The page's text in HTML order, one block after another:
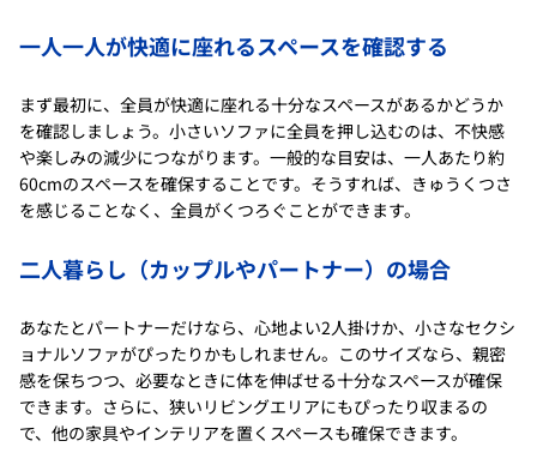
一人一人が快適に座れるスペースを確認する
まず最初に、全員が快適に座れる十分なスペースがあるかどうか
を確認しましょう。小さいソファに全員を押し込むのは、不快感
や楽しみの減少につながります。一般的な目安は、一人あたり約
60cmのスペースを確保することです。そうすれば、きゅうくつさ
を感じることなく、全員がくつろぐことができます。
二人暮らし（カップルやパートナー）の場合
あなたとパートナーだけなら、心地よい2人掛けか、小さなセクシ
ョナルソファがぴったりかもしれません。このサイズなら、親密
感を保ちつつ、必要なときに体を伸ばせる十分なスペースが確保
できます。さらに、狭いリビングエリアにもぴったり収まるの
で、他の家具やインテリアを置くスペースも確保できます。